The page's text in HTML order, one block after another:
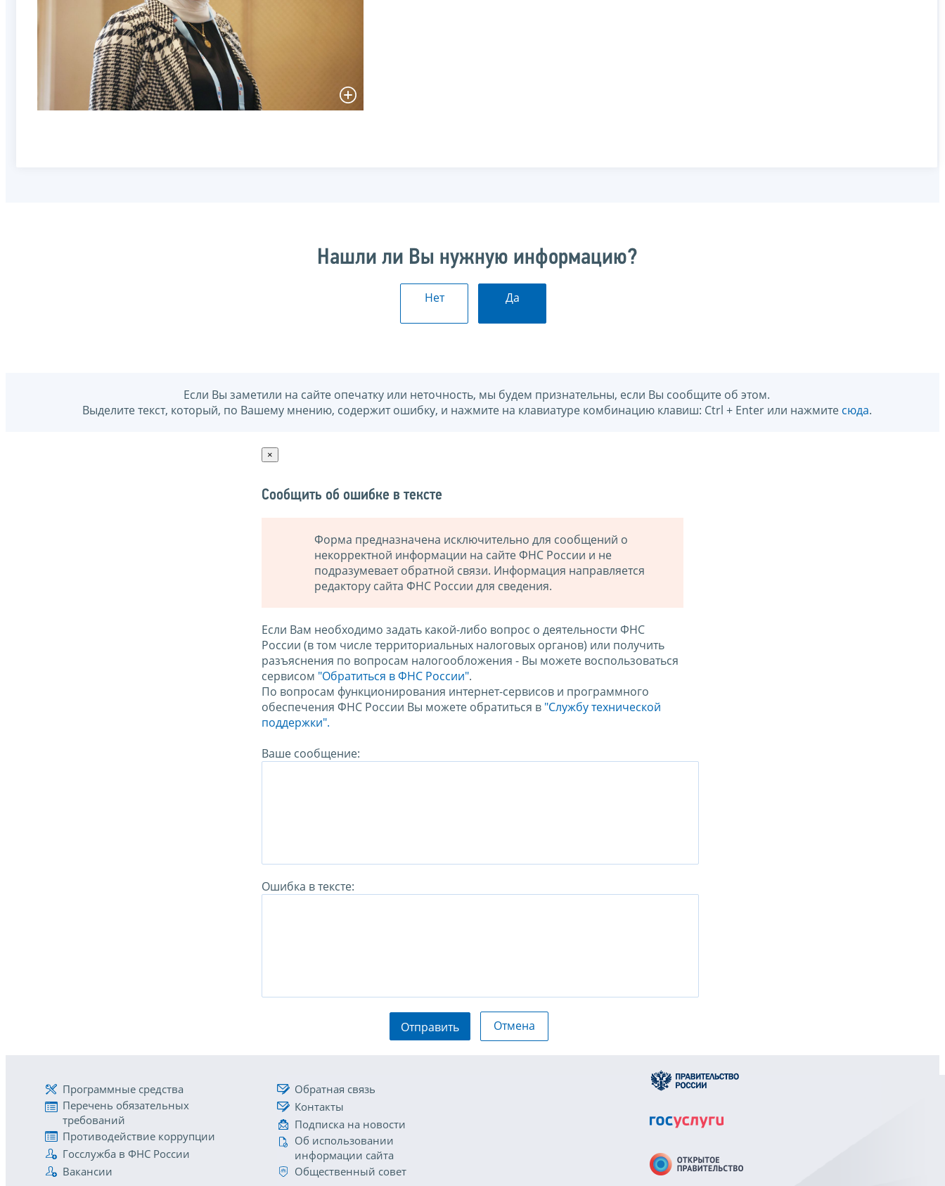
Нашли ли Вы нужную информацию?
Нет Да
Если Вы заметили на сайте опечатку или неточность, мы будем признательны, если Вы сообщите об этом.
Выделите текст, который, по Вашему мнению, содержит ошибку, и нажмите на клавиатуре комбинацию клавиш: Ctrl + Enter или нажмите сюда.
×
Сообщить об ошибке в тексте
Форма предназначена исключительно для сообщений о
некорректной информации на сайте ФНС России и не
подразумевает обратной связи. Информация направляется
редактору сайта ФНС России для сведения.
Если Вам необходимо задать какой-либо вопрос о деятельности ФНС
России (в том числе территориальных налоговых органов) или получить
разъяснения по вопросам налогообложения - Вы можете воспользоваться
сервисом "Обратиться в ФНС России".
По вопросам функционирования интернет-сервисов и программного
обеспечения ФНС России Вы можете обратиться в "Службу технической
поддержки".
Ваше сообщение:
Ошибка в тексте:
Отправить Отмена
Программные средства
Перечень обязательных
требований
Противодействие коррупции
Госслужба в ФНС России
Вакансии
Обратная связь
Контакты
Подписка на новости
Об использовании
информации сайта
Общественный совет